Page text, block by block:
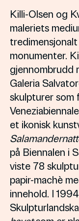
Killi-Olsen og
maleriets
monumenter.
gjennombrudd
Galeria
skulpturer som
et ikonisk
på Biennalen i
viste 78
papir-machè
innehold. I